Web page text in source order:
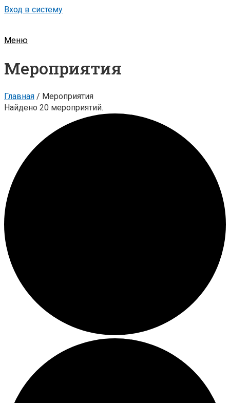
Вход в систему
Меню
Мероприятия
Главная / Мероприятия
Найдено 20 мероприятий.